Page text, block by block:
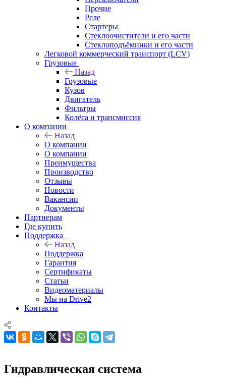
Прочие
Реле
Стартеры
Стеклоочистители и его части
Стеклоподъёмники и его части
Легковой коммерческий транспорт (LCV)
Грузовые
Назад
Грузовые
Кузов
Двигатель
Фильтры
Колёса и трансмиссия
О компании
Назад
О компании
О компании
Преимущества
Производство
Отзывы
Новости
Вакансии
Документы
Партнерам
Где купить
Поддержка
Назад
Поддержка
Гарантия
Сертификаты
Статьи
Видеоматериалы
Мы на Drive2
Контакты
Гидравлическая система